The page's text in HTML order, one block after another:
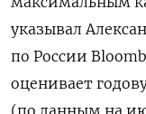
указывал
по России
оценивает